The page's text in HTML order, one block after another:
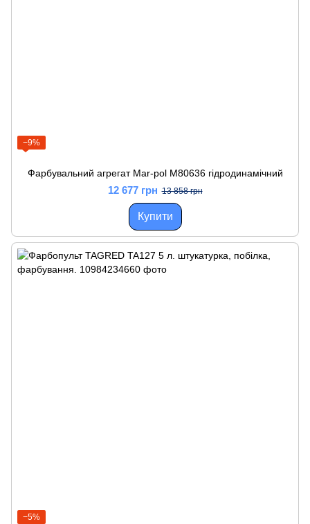
−9%
Фарбувальний агрегат Mar-pol M80636 гідродинамічний
12 677 грн 13 858 грн
Купити
−5%